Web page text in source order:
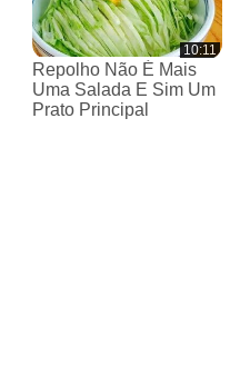
10:11
Repolho Não É Mais
Uma Salada E Sim Um
Prato Principal